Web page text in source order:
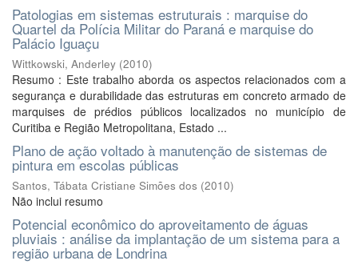
Patologias em sistemas estruturais : marquise do
Quartel da Polícia Militar do Paraná e marquise do
Palácio Iguaçu
Wittkowski, Anderley (2010)
Resumo : Este trabalho aborda os aspectos relacionados com a
segurança e durabilidade das estruturas em concreto armado de
marquises de prédios públicos localizados no município de
Curitiba e Região Metropolitana, Estado ...
Plano de ação voltado à manutenção de sistemas de
pintura em escolas públicas
Santos, Tábata Cristiane Simões dos (2010)
Não inclui resumo
Potencial econômico do aproveitamento de águas
pluviais : análise da implantação de um sistema para a
região urbana de Londrina